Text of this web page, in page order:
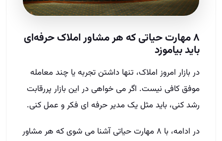
۸ مهارت حیاتی که هر مشاور املاک حرفه‌ای
باید بیاموزد
در بازار امروز املاک، تنها داشتن تجربه یا چند معامله
موفق کافی نیست. اگر می‌ خواهی در این بازار پررقابت
رشد کنی، باید مثل یک مدیر حرفه‌ ای فکر و عمل کنی.
در ادامه، با ۸ مهارت حیاتی آشنا می‌ شوی که هر مشاور